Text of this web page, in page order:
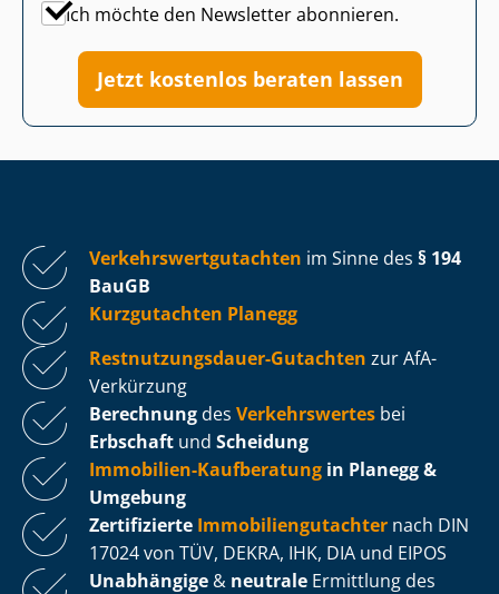
Ich möchte den Newsletter abonnieren.
Jetzt kostenlos beraten lassen
Ver­kehrs­wert­gut­ach­ten im Sinne des § 194
BauGB
Kurzgutachten Planegg
Rest­nut­zungs­dau­er-Gutachten zur AfA-
Verkürzung
Berechnung des Verkehrswertes bei
Erbschaft und Scheidung
Immobilien-Kaufberatung in Planegg &
Umgebung
Zertifizierte Im­mo­bi­li­en­gut­ach­ter nach DIN
17024 von TÜV, DEKRA, IHK, DIA und EIPOS
Unabhängige & neutrale Ermittlung des